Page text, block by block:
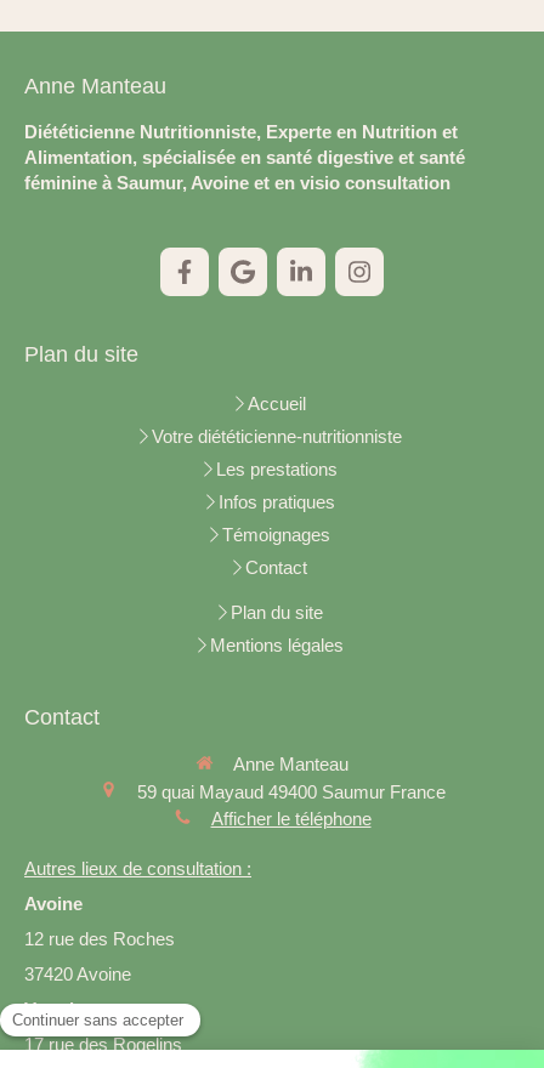
Anne Manteau
Diététicienne Nutritionniste, Experte en Nutrition et
Alimentation, spécialisée en santé digestive et santé
féminine à Saumur, Avoine et en visio consultation
Plan du site
Accueil
Votre diététicienne-nutritionniste
Les prestations
Infos pratiques
Témoignages
Contact
Plan du site
Mentions légales
Contact
Anne Manteau
59 quai Mayaud 49400 Saumur France
Afficher le téléphone
Autres lieux de consultation :
Avoine
12 rue des Roches
37420 Avoine
Varrains
17 rue des Rogelins